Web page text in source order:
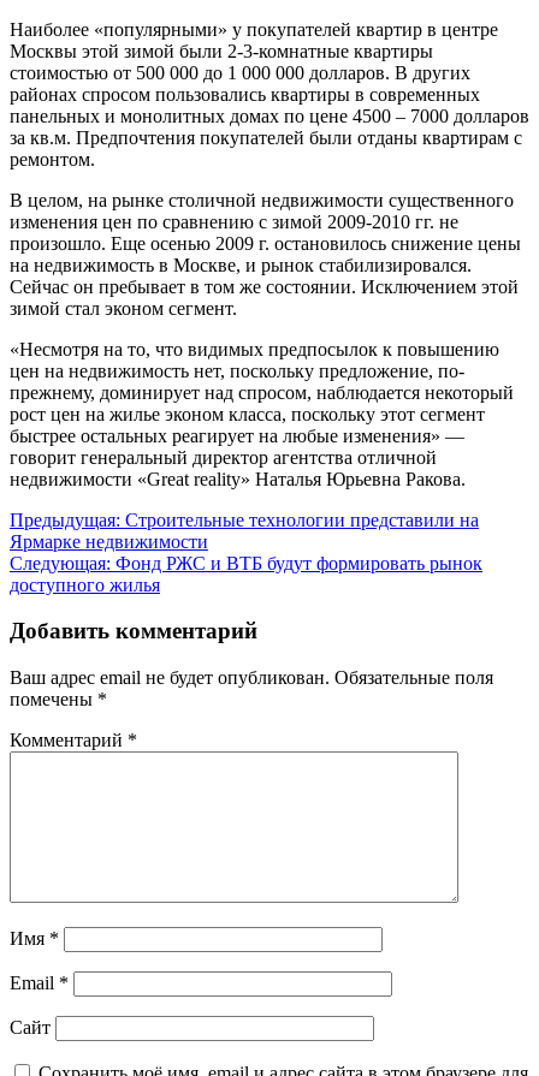
Наиболее «популярными» у покупателей квартир в центре
Москвы этой зимой были 2-3-комнатные квартиры
стоимостью от 500 000 до 1 000 000 долларов. В других
районах спросом пользовались квартиры в современных
панельных и монолитных домах по цене 4500 – 7000 долларов
за кв.м. Предпочтения покупателей были отданы квартирам с
ремонтом.
В целом, на рынке столичной недвижимости существенного
изменения цен по сравнению с зимой 2009-2010 гг. не
произошло. Еще осенью 2009 г. остановилось снижение цены
на недвижимость в Москве, и рынок стабилизировался.
Сейчас он пребывает в том же состоянии. Исключением этой
зимой стал эконом сегмент.
«Несмотря на то, что видимых предпосылок к повышению
цен на недвижимость нет, поскольку предложение, по-
прежнему, доминирует над спросом, наблюдается некоторый
рост цен на жилье эконом класса, поскольку этот сегмент
быстрее остальных реагирует на любые изменения» —
говорит генеральный директор агентства отличной
недвижимости «Great reality» Наталья Юрьевна Ракова.
Навигация
по
записям
Предыдущая: Строительные технологии представили на
Ярмарке недвижимости
Следующая: Фонд РЖС и ВТБ будут формировать рынок
доступного жилья
Добавить комментарий
Ваш адрес email не будет опубликован. Обязательные поля
помечены *
Комментарий *
Имя *
Email *
Сайт